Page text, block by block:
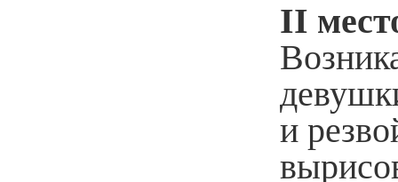
II
и